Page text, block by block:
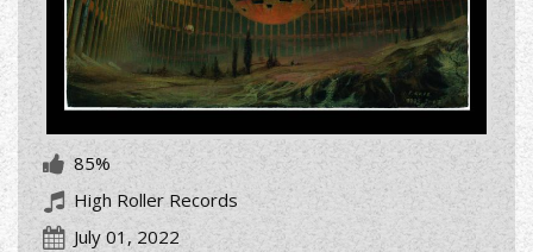
85%
High Roller Records
July 01, 2022